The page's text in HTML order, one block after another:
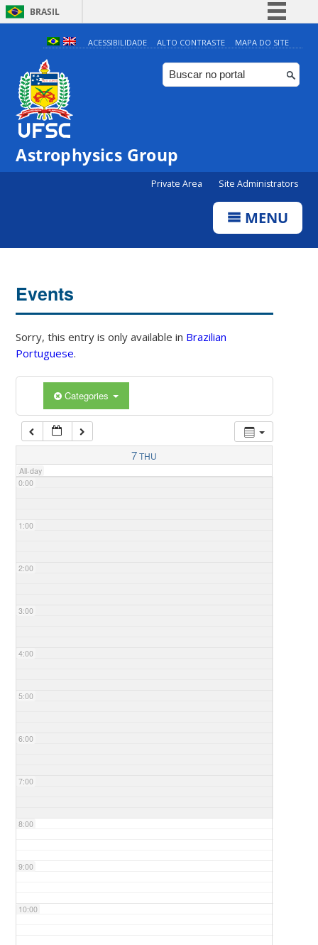
BRASIL
Simplifique!
Comunica BR
Participe
ACESSIBILIDADE ALTO CONTRASTE MAPA DO SITE
Astrophysics Group
Private Area Site Administrators
MENU
Events
Sorry, this entry is only available in Brazilian
Portuguese.
Categories
7THU
All-day
0:00
1:00
2:00
3:00
4:00
5:00
6:00
7:00
8:00
9:00
10:00